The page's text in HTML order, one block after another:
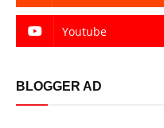
Youtube
BLOGGER AD